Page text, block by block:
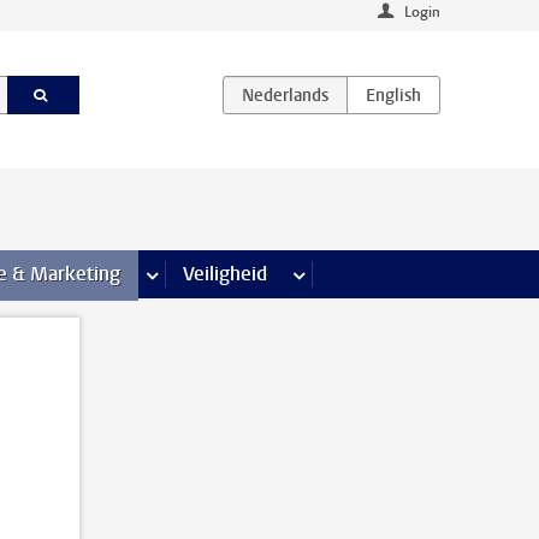
Login
& Marketing meer Communicatie & Marketing pagina’s
Veiligheid meer Veiligheid pagina’s